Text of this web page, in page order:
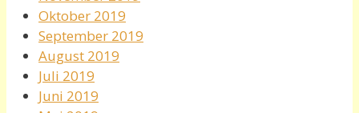
Oktober 2019
September 2019
August 2019
Juli 2019
Juni 2019